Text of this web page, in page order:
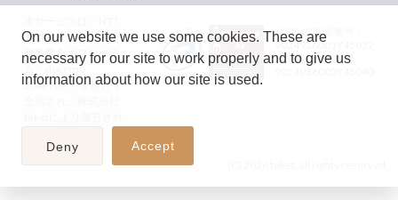
ドコモグループの新
規事業創出プログラ
ム「docomo
STARTUP」を通じて
JASRAC許諾番号：
9024936001Y45037
JASRAC許諾番号：
On our website we use some cookies. These are
necessary for our site to work properly and to give us
information about how our site is used.
Deny Accept